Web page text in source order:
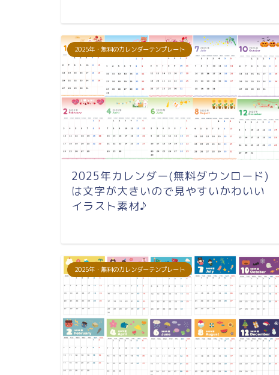
2025年・無料のカレンダーテンプレート
2025年カレンダー(無料ダウンロード)
は文字が大きいので見やすいかわいい
イラスト素材♪
2025年・無料のカレンダーテンプレート